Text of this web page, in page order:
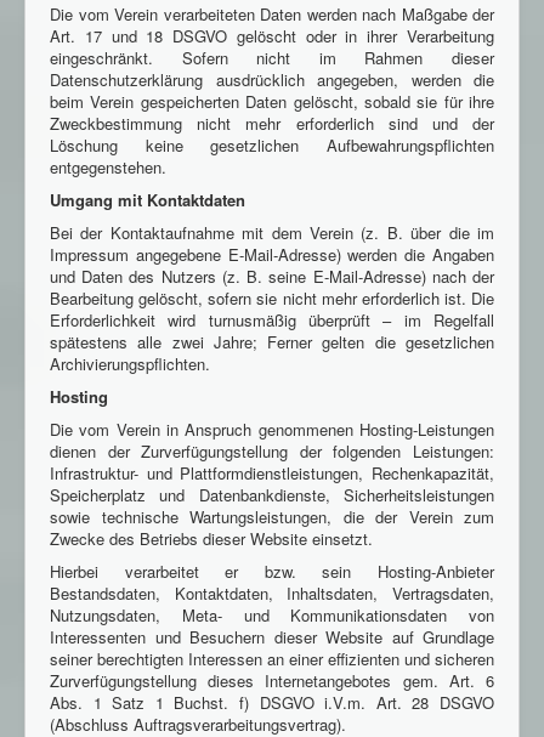
Die vom Verein verarbeiteten Daten werden nach Maßgabe der
Art. 17 und 18 DSGVO gelöscht oder in ihrer Verarbeitung
eingeschränkt. Sofern nicht im Rahmen dieser
Datenschutzerklärung ausdrücklich angegeben, werden die
beim Verein gespeicherten Daten gelöscht, sobald sie für ihre
Zweckbestimmung nicht mehr erforderlich sind und der
Löschung keine gesetzlichen Aufbewahrungspflichten
entgegenstehen.
Umgang mit Kontaktdaten
Bei der Kontaktaufnahme mit dem Verein (z. B. über die im
Impressum angegebene E-Mail-Adresse) werden die Angaben
und Daten des Nutzers (z. B. seine E-Mail-Adresse) nach der
Bearbeitung gelöscht, sofern sie nicht mehr erforderlich ist. Die
Erforderlichkeit wird turnusmäßig überprüft – im Regelfall
spätestens alle zwei Jahre; Ferner gelten die gesetzlichen
Archivierungspflichten.
Hosting
Die vom Verein in Anspruch genommenen Hosting-Leistungen
dienen der Zurverfügungstellung der folgenden Leistungen:
Infrastruktur- und Plattformdienstleistungen, Rechenkapazität,
Speicherplatz und Datenbankdienste, Sicherheitsleistungen
sowie technische Wartungsleistungen, die der Verein zum
Zwecke des Betriebs dieser Website einsetzt.
Hierbei verarbeitet er bzw. sein Hosting-Anbieter
Bestandsdaten, Kontaktdaten, Inhaltsdaten, Vertragsdaten,
Nutzungsdaten, Meta- und Kommunikationsdaten von
Interessenten und Besuchern dieser Website auf Grundlage
seiner berechtigten Interessen an einer effizienten und sicheren
Zurverfügungstellung dieses Internetangebotes gem. Art. 6
Abs. 1 Satz 1 Buchst. f) DSGVO i.V.m. Art. 28 DSGVO
(Abschluss Auftragsverarbeitungsvertrag).